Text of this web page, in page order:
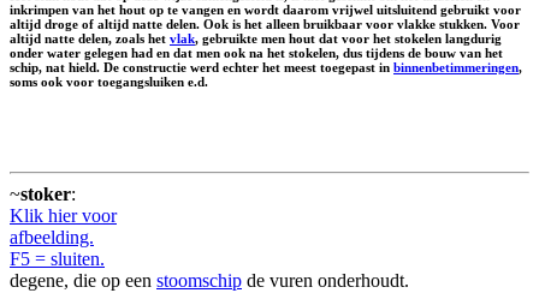
inkrimpen van het hout op te vangen en wordt daarom vrijwel uitsluitend gebruikt voor
altijd droge of altijd natte delen. Ook is het alleen bruikbaar voor vlakke stukken. Voor
altijd natte delen, zoals het vlak, gebruikte men hout dat voor het stokelen langdurig
onder water gelegen had en dat men ook na het stokelen, dus tijdens de bouw van het
schip, nat hield. De constructie werd echter het meest toegepast in binnenbetimmeringen,
soms ook voor toegangsluiken e.d.
~stoker:
Klik hier voor
afbeelding.
F5 = sluiten.
degene, die op een stoomschip de vuren onderhoudt.